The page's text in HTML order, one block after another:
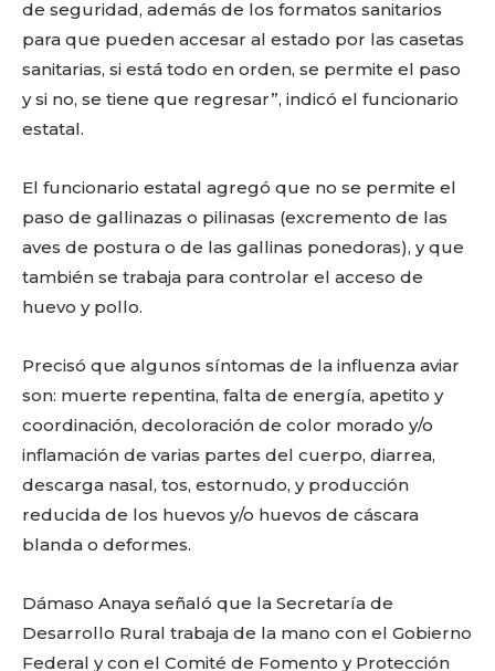
Facebook
Twitter
EmailWhatsApp
CopyGmailTelegram
Don't miss
de seguridad, además de los formatos sanitarios
para que pueden accesar al estado por las casetas
sanitarias, si está todo en orden, se permite el paso
y si no, se tiene que regresar”, indicó el funcionario
estatal.
El funcionario estatal agregó que no se permite el
paso de gallinazas o pilinasas (excremento de las
aves de postura o de las gallinas ponedoras), y que
también se trabaja para controlar el acceso de
huevo y pollo.
Precisó que algunos síntomas de la influenza aviar
son: muerte repentina, falta de energía, apetito y
coordinación, decoloración de color morado y/o
inflamación de varias partes del cuerpo, diarrea,
descarga nasal, tos, estornudo, y producción
reducida de los huevos y/o huevos de cáscara
blanda o deformes.
Dámaso Anaya señaló que la Secretaría de
Desarrollo Rural trabaja de la mano con el Gobierno
Federal y con el Comité de Fomento y Protección